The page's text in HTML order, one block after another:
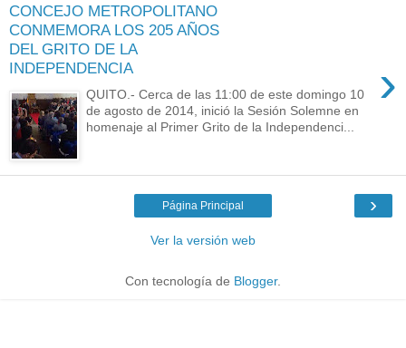
CONCEJO METROPOLITANO
CONMEMORA LOS 205 AÑOS
DEL GRITO DE LA
INDEPENDENCIA
›
QUITO.- Cerca de las 11:00 de este domingo 10
de agosto de 2014, inició la Sesión Solemne en
homenaje al Primer Grito de la Independenci...
›
Página Principal
Ver la versión web
Con tecnología de Blogger.